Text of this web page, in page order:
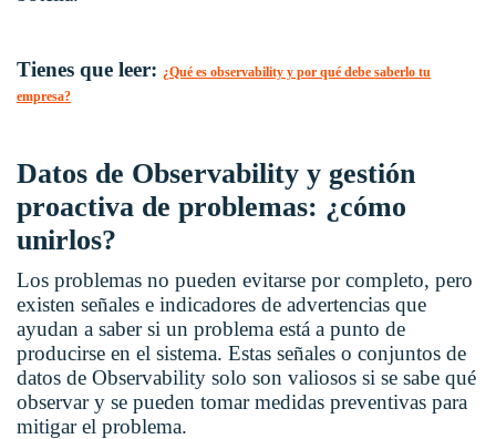
Tienes que leer: ¿Qué es observability y por qué debe saberlo tu
empresa?
Datos de Observability y gestión
proactiva de problemas: ¿cómo
unirlos?
Los problemas no pueden evitarse por completo, pero
existen señales e indicadores de advertencias que
ayudan a saber si un problema está a punto de
producirse en el sistema. Estas señales o conjuntos de
datos de Observability solo son valiosos si se sabe qué
observar y se pueden tomar medidas preventivas para
mitigar el problema.